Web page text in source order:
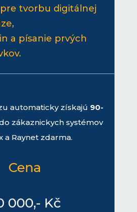
tvorbu digitálnej
a písanie prvých
automaticky získajú 90-
zákaznickych systémov
a Raynet zdarma.
Cena
000,- Kč